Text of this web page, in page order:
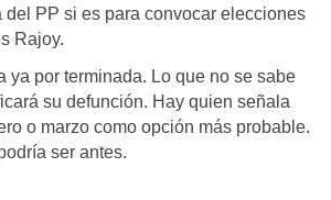
del PP si es para convocar elecciones
Rajoy.
ya por terminada. Lo que no se sabe
su defunción. Hay quien señala
o marzo como opción más probable.
ser antes.